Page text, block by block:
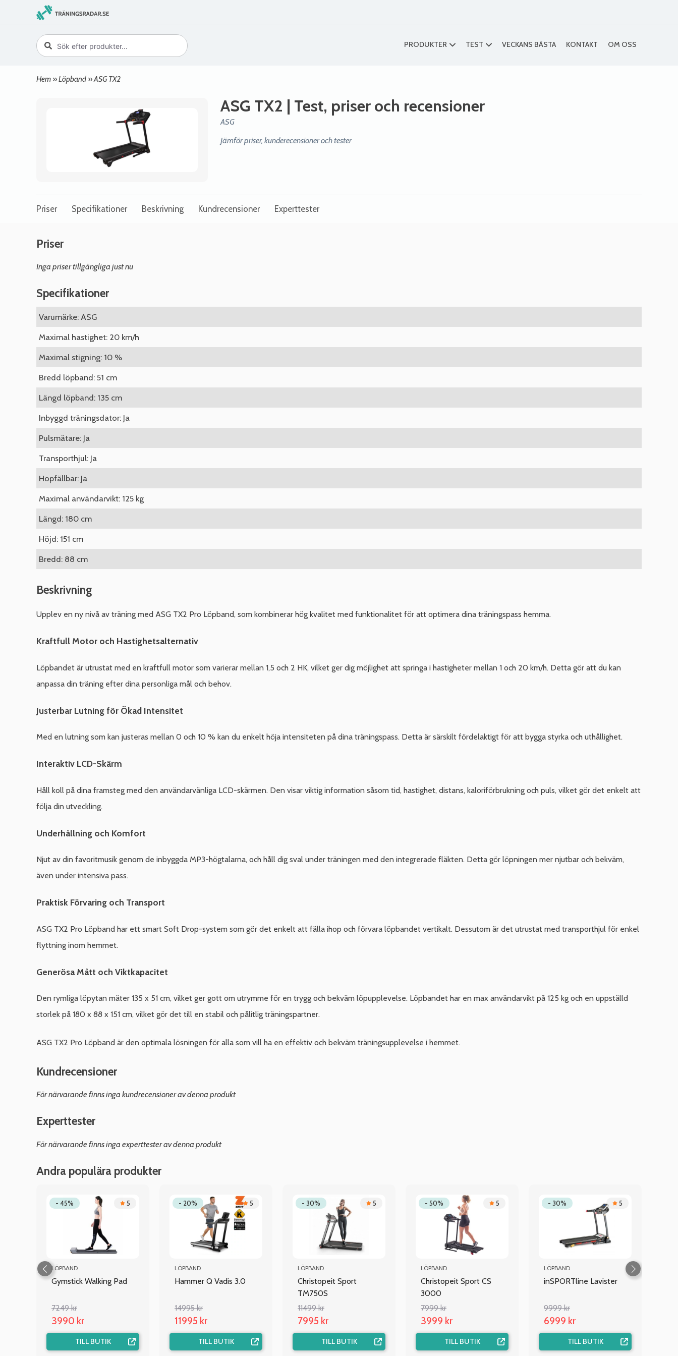
PRODUKTER TEST VECKANS BÄSTA KONTAKT OM OSS
Hem »Löpband »ASG TX2
ASG TX2 | Test, priser och recensioner
ASG
Jämför priser, kunderecensioner och tester
Priser Specifikationer Beskrivning Kundrecensioner Experttester
Priser
Inga priser tillgängliga just nu
Specifikationer
Varumärke: ASG
Maximal hastighet: 20 km/h
Maximal stigning: 10 %
Bredd löpband: 51 cm
Längd löpband: 135 cm
Inbyggd träningsdator: Ja
Pulsmätare: Ja
Transporthjul: Ja
Hopfällbar: Ja
Maximal användarvikt: 125 kg
Längd: 180 cm
Höjd: 151 cm
Bredd: 88 cm
Beskrivning
Upplev en ny nivå av träning med ASG TX2 Pro Löpband, som kombinerar hög kvalitet med funktionalitet för att optimera dina träningspass hemma.
Kraftfull Motor och Hastighetsalternativ
Löpbandet är utrustat med en kraftfull motor som varierar mellan 1,5 och 2 HK, vilket ger dig möjlighet att springa i hastigheter mellan 1 och 20 km/h. Detta gör att du kan
anpassa din träning efter dina personliga mål och behov.
Justerbar Lutning för Ökad Intensitet
Med en lutning som kan justeras mellan 0 och 10 % kan du enkelt höja intensiteten på dina träningspass. Detta är särskilt fördelaktigt för att bygga styrka och uthållighet.
Interaktiv LCD-Skärm
Håll koll på dina framsteg med den användarvänliga LCD-skärmen. Den visar viktig information såsom tid, hastighet, distans, kaloriförbrukning och puls, vilket gör det enkelt att
följa din utveckling.
Underhållning och Komfort
Njut av din favoritmusik genom de inbyggda MP3-högtalarna, och håll dig sval under träningen med den integrerade fläkten. Detta gör löpningen mer njutbar och bekväm,
även under intensiva pass.
Praktisk Förvaring och Transport
ASG TX2 Pro Löpband har ett smart Soft Drop-system som gör det enkelt att fälla ihop och förvara löpbandet vertikalt. Dessutom är det utrustat med transporthjul för enkel
flyttning inom hemmet.
Generösa Mått och Viktkapacitet
Den rymliga löpytan mäter 135 x 51 cm, vilket ger gott om utrymme för en trygg och bekväm löpupplevelse. Löpbandet har en max användarvikt på 125 kg och en uppställd
storlek på 180 x 88 x 151 cm, vilket gör det till en stabil och pålitlig träningspartner.
ASG TX2 Pro Löpband är den optimala lösningen för alla som vill ha en effektiv och bekväm träningsupplevelse i hemmet.
Kundrecensioner
För närvarande finns inga kundrecensioner av denna produkt
Experttester
För närvarande finns inga experttester av denna produkt
Andra populära produkter
- 45% 5
LÖPBAND
Gymstick Walking Pad
7249 kr
3990 kr
TILL BUTIK
- 20% 5
LÖPBAND
Hammer Q Vadis 3.0
14995 kr
11995 kr
TILL BUTIK
- 30% 5
LÖPBAND
Christopeit Sport
TM750S
11499 kr
7995 kr
TILL BUTIK
- 50% 5
LÖPBAND
Christopeit Sport CS
3000
7999 kr
3999 kr
TILL BUTIK
- 30% 5
LÖPBAND
inSPORTline Lavister
9999 kr
6999 kr
TILL BUTIK